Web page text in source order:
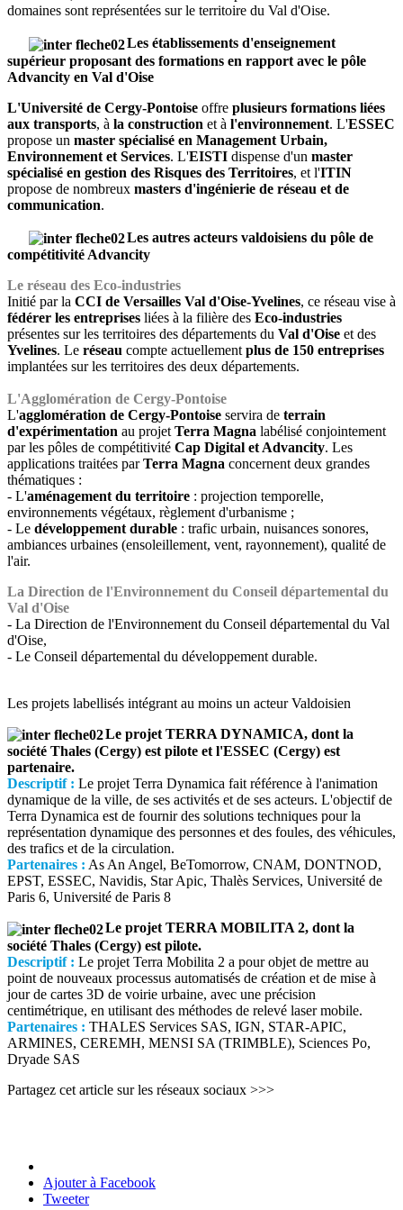
domaines sont représentées sur le territoire du Val d'Oise.
Les établissements d'enseignement
supérieur proposant des formations en rapport avec le pôle
Advancity en Val d'Oise
L'Université de Cergy-Pontoise offre plusieurs formations liées
aux transports, à la construction et à l'environnement. L'ESSEC
propose un master spécialisé en Management Urbain,
Environnement et Services. L'EISTI dispense d'un master
spécialisé en gestion des Risques des Territoires, et l'ITIN
propose de nombreux masters d'ingénierie de réseau et de
communication.
Les autres acteurs valdoisiens du pôle de
compétitivité Advancity
Le réseau des Eco-industries
Initié par la CCI de Versailles Val d'Oise-Yvelines, ce réseau vise à
fédérer les entreprises liées à la filière des Eco-industries
présentes sur les territoires des départements du Val d'Oise et des
Yvelines. Le réseau compte actuellement plus de 150 entreprises
implantées sur les territoires des deux départements.
L'Agglomération de Cergy-Pontoise
L'agglomération de Cergy-Pontoise servira de terrain
d'expérimentation au projet Terra Magna labélisé conjointement
par les pôles de compétitivité Cap Digital et Advancity. Les
applications traitées parTerra Magna concernent deux grandes
thématiques :
- L'aménagement du territoire : projection temporelle,
environnements végétaux, règlement d'urbanisme ;
- Le développement durable : trafic urbain, nuisances sonores,
ambiances urbaines (ensoleillement, vent, rayonnement), qualité de
l'air.
La Direction de l'Environnement du Conseil départemental du
Val d'Oise
- La Direction de l'Environnement du Conseil départemental du Val
d'Oise,
- Le Conseil départemental du développement durable.
Les projets labellisés intégrant au moins un acteur Valdoisien
Le projet TERRA DYNAMICA, dont la
société Thales (Cergy) est pilote et l'ESSEC (Cergy) est
partenaire.
Descriptif : Le projet Terra Dynamica fait référence à l'animation
dynamique de la ville, de ses activités et de ses acteurs. L'objectif de
Terra Dynamica est de fournir des solutions techniques pour la
représentation dynamique des personnes et des foules, des véhicules,
des trafics et de la circulation.
Partenaires : As An Angel, BeTomorrow, CNAM, DONTNOD,
EPST, ESSEC, Navidis, Star Apic, Thalès Services, Université de
Paris 6, Université de Paris 8
Le projet TERRA MOBILITA 2, dont la
société Thales (Cergy) est pilote.
Descriptif : Le projet Terra Mobilita 2 a pour objet de mettre au
point de nouveaux processus automatisés de création et de mise à
jour de cartes 3D de voirie urbaine, avec une précision
centimétrique, en utilisant des méthodes de relevé laser mobile.
Partenaires : THALES Services SAS, IGN, STAR-APIC,
ARMINES, CEREMH, MENSI SA (TRIMBLE), Sciences Po,
Dryade SAS
Partagez cet article sur les réseaux sociaux >>>
Ajouter à Facebook
Tweeter